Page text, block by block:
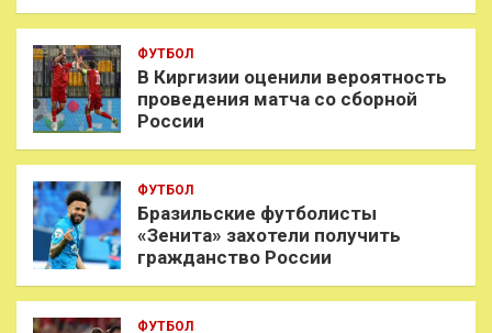
ФУТБОЛ
В Киргизии оценили вероятность
проведения матча со сборной
России
ФУТБОЛ
Бразильские футболисты
«Зенита» захотели получить
гражданство России
ФУТБОЛ